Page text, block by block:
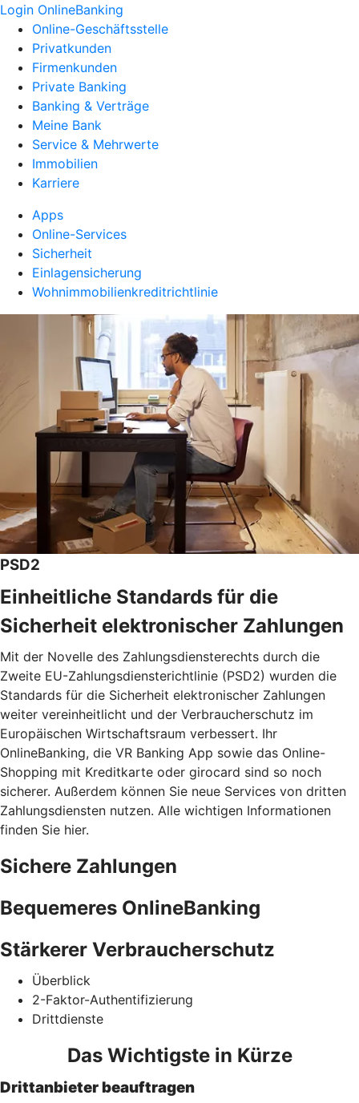
Login OnlineBanking
Online-Geschäftsstelle
Privatkunden
Firmenkunden
Private Banking
Banking & Verträge
Meine Bank
Service & Mehrwerte
Immobilien
Karriere
Apps
Online-Services
Sicherheit
Einlagensicherung
Wohnimmobilienkreditrichtlinie
PSD2
Einheitliche Standards für die
Sicherheit elektronischer Zahlungen
Mit der Novelle des Zahlungsdiensterechts durch die
Zweite EU-Zahlungsdiensterichtlinie (PSD2) wurden die
Standards für die Sicherheit elektronischer Zahlungen
weiter vereinheitlicht und der Verbraucherschutz im
Europäischen Wirtschaftsraum verbessert. Ihr
OnlineBanking, die VR Banking App sowie das Online-
Shopping mit Kreditkarte oder girocard sind so noch
sicherer. Außerdem können Sie neue Services von dritten
Zahlungsdiensten nutzen. Alle wichtigen Informationen
finden Sie hier.
Sichere Zahlungen
Bequemeres OnlineBanking
Stärkerer Verbraucherschutz
Überblick
2-Faktor-Authentifizierung
Drittdienste
Das Wichtigste in Kürze
Drittanbieter beauftragen